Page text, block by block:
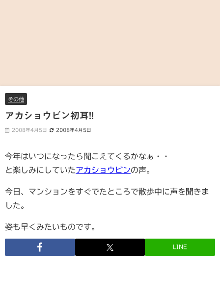
その他
アカショウビン初耳!!
2008年4月5日 2008年4月5日
今年はいつになったら聞こえてくるかなぁ・・
と楽しみにしていたアカショウビンの声。
今日、マンションをすぐでたところで散歩中に声を聞きま
した。
姿も早くみたいものです。
LINE